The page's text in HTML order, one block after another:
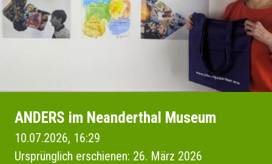
ANDERS im Neanderthal Museum
10.07.2026, 16:29
Ursprünglich erschienen: 26. März 2026